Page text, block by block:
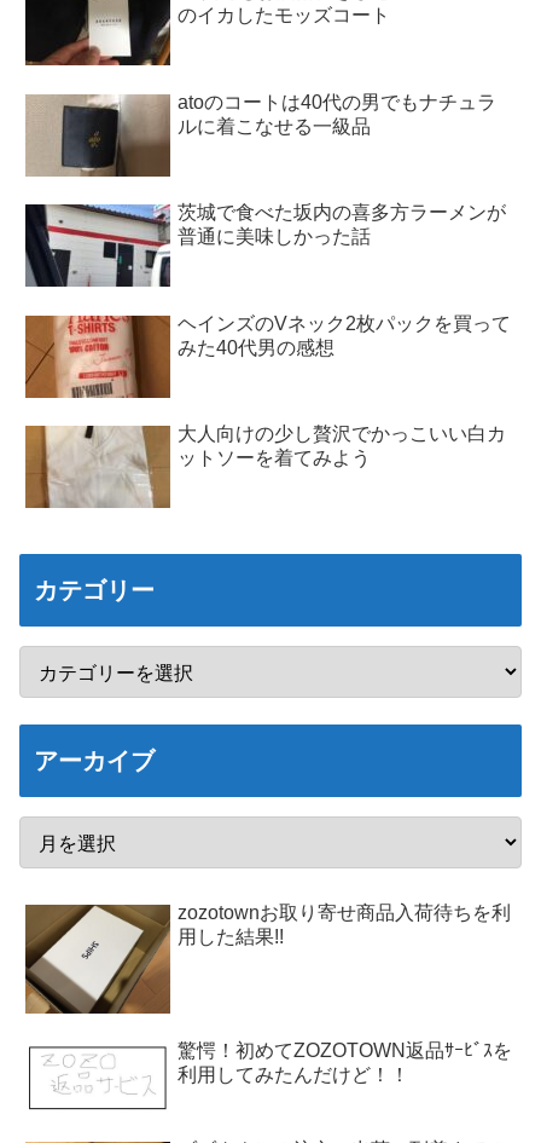
のイカしたモッズコート
atoのコートは40代の男でもナチュラ
ルに着こなせる一級品
茨城で食べた坂内の喜多方ラーメンが
普通に美味しかった話
ヘインズのVネック2枚パックを買って
みた40代男の感想
大人向けの少し贅沢でかっこいい白カ
ットソーを着てみよう
カテゴリー
アーカイブ
zozotownお取り寄せ商品入荷待ちを利
用した結果!!
驚愕！初めてZOZOTOWN返品ｻｰﾋﾞｽを
利用してみたんだけど！！